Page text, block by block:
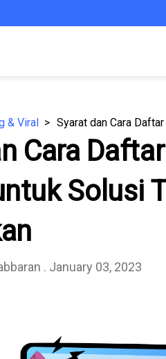
& Viral
Cara
Solusi
. January 03, 2023